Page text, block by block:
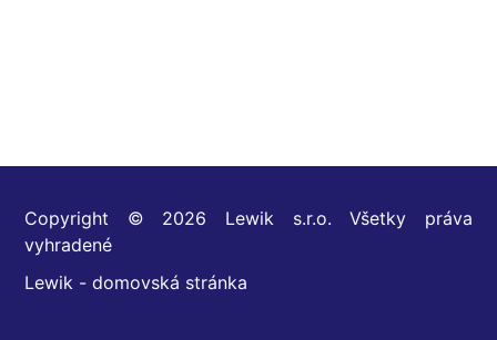
Copyright © 2026 Lewik s.r.o. Všetky práva
vyhradené
Lewik - domovská stránka